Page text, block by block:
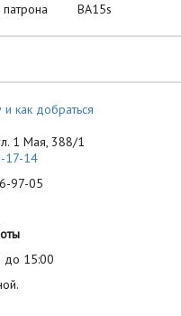
BA15s
и как добраться
1 Мая, 388/1
17-14
05
до 15:00